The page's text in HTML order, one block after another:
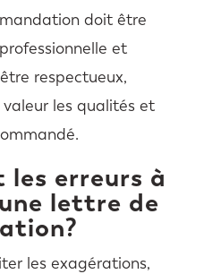
doit être
et
respectueux,
les qualités et
les erreurs à
lettre de
les exagérations,